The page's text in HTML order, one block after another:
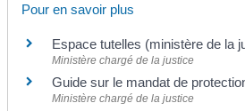
Pour en savoir plus
Espace tutelles (ministère de la
Ministère chargé de la justice
Guide sur le mandat de
Ministère chargé de la justice